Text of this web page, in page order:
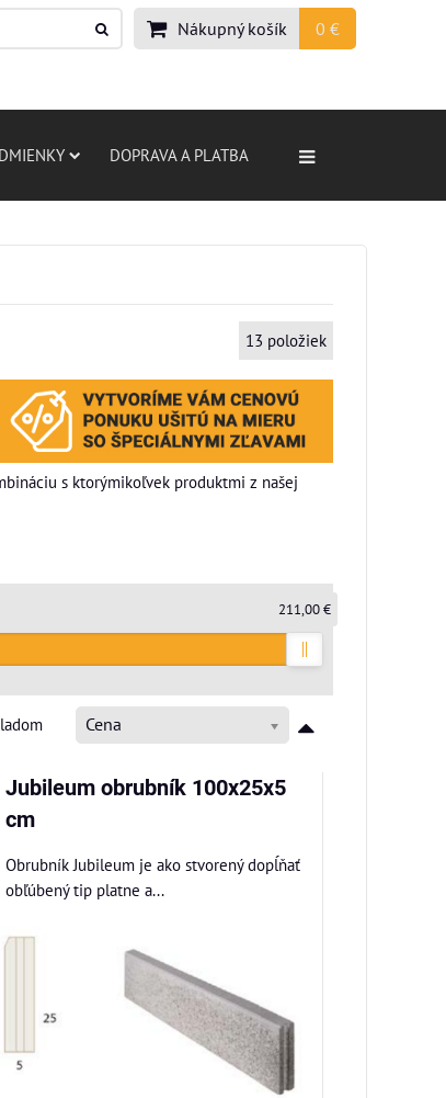
Nákupný košík 0 €
DOPRAVA A PLATBA
13 položiek
s ktorýmikoľvek produktmi z našej
211,00 €
Cena
Jubileum obrubník 100x25x5
cm
Obrubník Jubileum je ako stvorený dopĺňať
obľúbený tip platne a...